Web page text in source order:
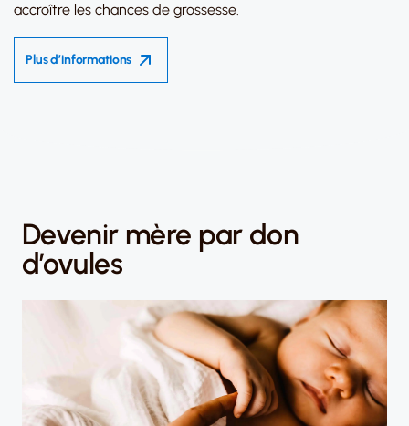
accroître les chances de grossesse.
Plus d’informations
Devenir mère par don
d’ovules